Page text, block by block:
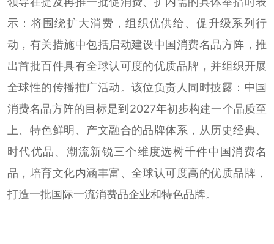
示：将围绕扩大消费，组织优供给、促升级系列行
动，有关措施中包括启动建设中国消费名品方阵，推
出首批百件具有全球认可度的优质品牌，并组织开展
全球性的传播推广活动。该位负责人同时披露：中国
消费名品方阵的目标是到2027年初步构建一个品质至
上、特色鲜明、产文融合的品牌体系，从历史经典、
时代优品、潮流新锐三个维度选树千件中国消费名
品，培育文化内涵丰富、全球认可度高的优质品牌，
打造一批国际一流消费品企业和特色品牌。